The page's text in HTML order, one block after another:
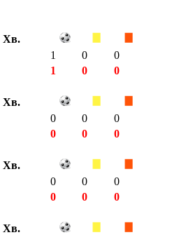
Хв.
1 0
0
1 0
0
Хв.
0 0
0
0 0
0
Хв.
0 0
0
0 0
0
Хв.